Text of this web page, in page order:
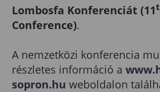
Lombosfa Konferenciát (11
Conference).
A nemzetközi konferencia
részletes információ a
sopron.hu weboldalon